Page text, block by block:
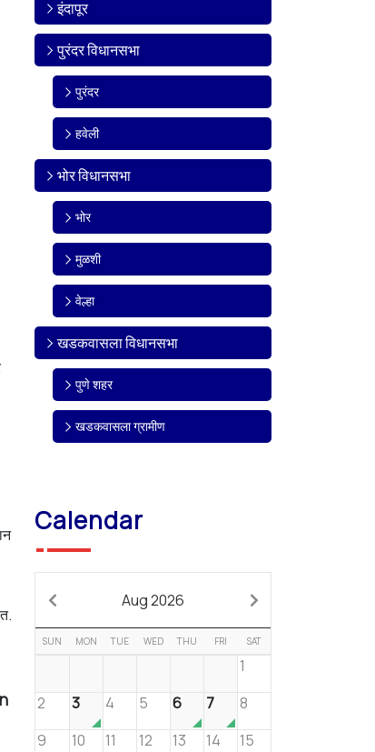
इंदापूर
पुरंदर विधानसभा
पुरंदर
हवेली
भोर विधानसभा
भोर
मुळशी
वेल्हा
खडकवासला विधानसभा
पुणे शहर
खडकवासला ग्रामीण
Calendar
Aug 2026
SUN MON TUE WED THU FRI SAT
1
2
3 4 5 6 7
8
9
10 11 12 13 14
15